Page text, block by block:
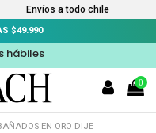
Envíos a todo chile
$49.990
hábiles
0
EN ORO DIJE